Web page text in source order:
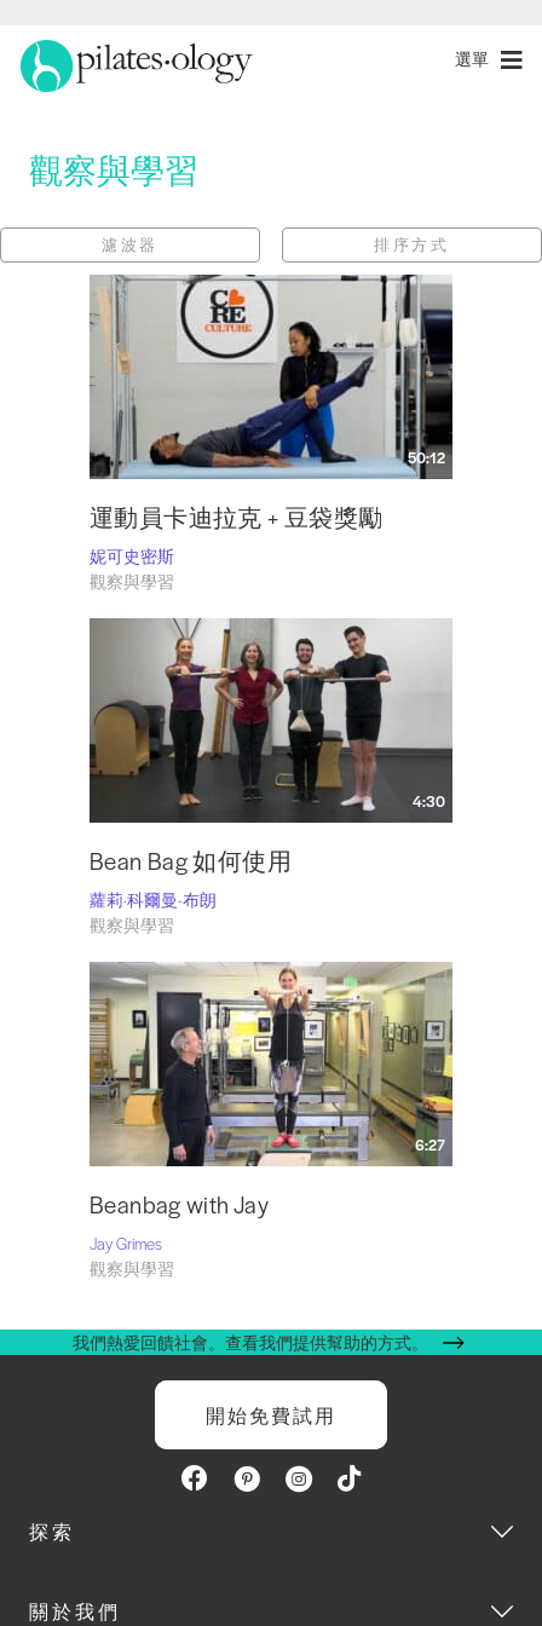
選單
觀察與學習
濾波器 排序方式
50:12
運動員卡迪拉克 + 豆袋獎勵
妮可史密斯
觀察與學習
4:30
Bean Bag 如何使用
蘿莉·科爾曼-布朗
觀察與學習
6:27
Beanbag with Jay
Jay Grimes
觀察與學習
我們熱愛回饋社會。查看我們提供幫助的方式。
開始免費試用
探索
關於我們